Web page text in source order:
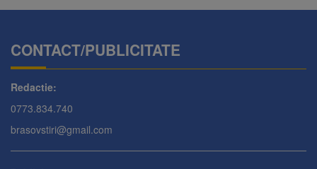
CONTACT/PUBLICITATE
Redactie:
0773.834.740
brasovstiri@gmail.com